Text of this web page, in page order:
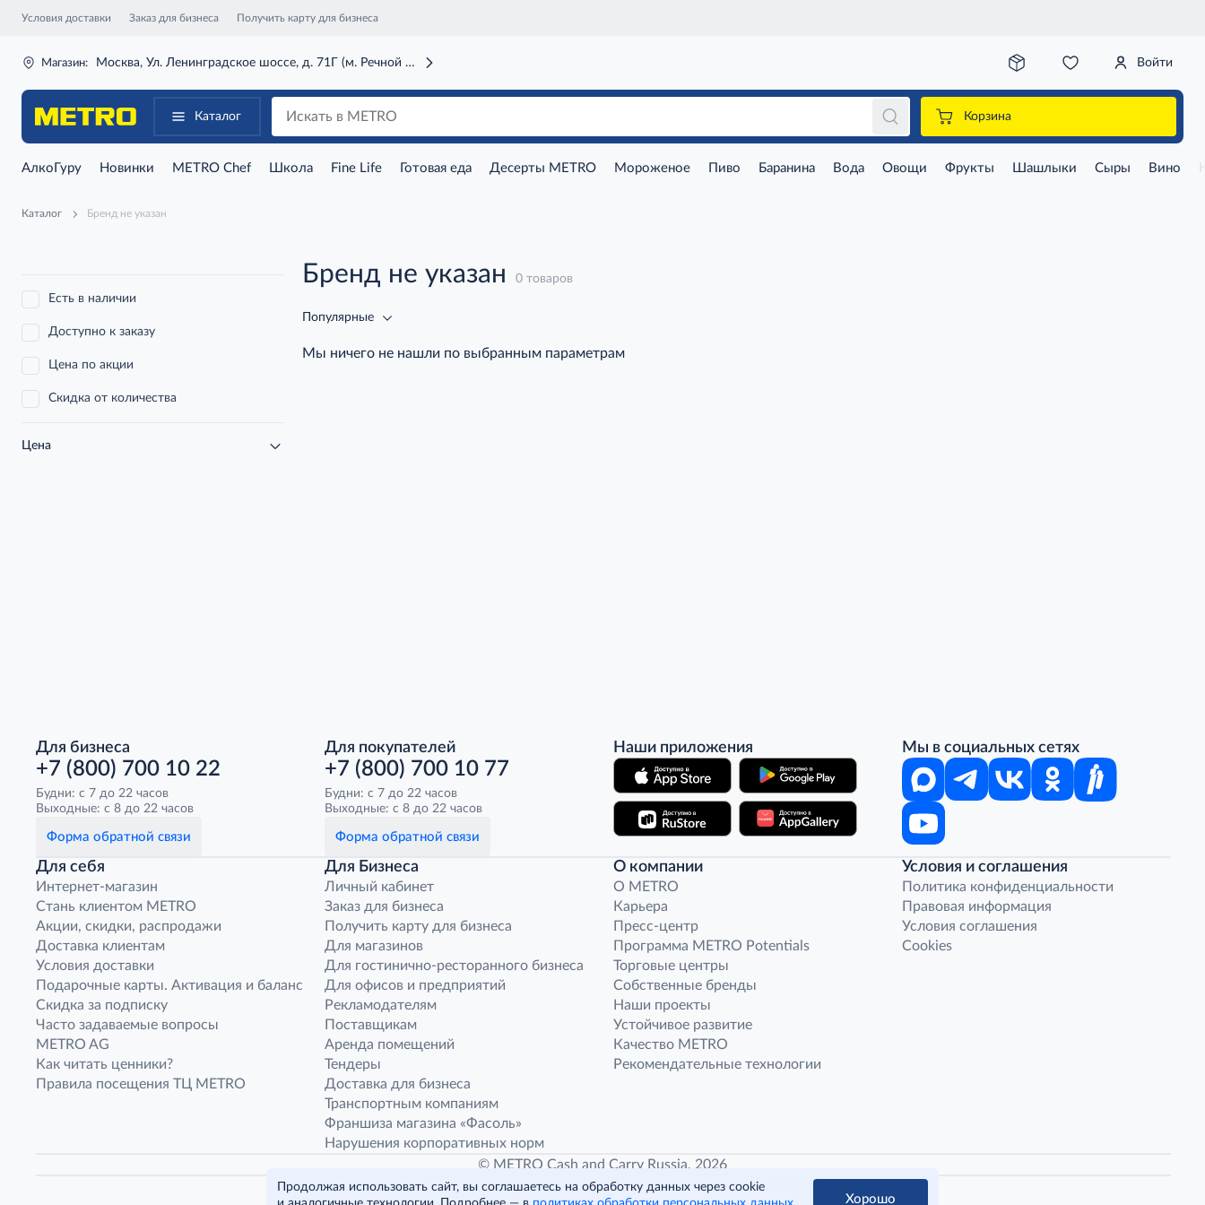
Условия доставки Заказ для бизнеса Получить карту для бизнеса
Магазин: Москва, Ул. Ленинградское шоссе, д. 71Г (м. Речной вокзал) Войти
Каталог Корзина
АлкоГуру Новинки METRO Chef Школа Fine Life Готовая еда Десерты METRO Мороженое Пиво Баранина Вода Овощи Фрукты Шашлыки Сыры Вино
Каталог Бренд не указан
Есть в наличии
Доступно к заказу
Цена по акции
Скидка от количества
Цена
Бренд не указан 0 товаров
Популярные
Мы ничего не нашли по выбранным параметрам
Для бизнеса
+7 (800) 700 10 22
Будни: с 7 до 22 часов
Выходные: с 8 до 22 часов
Форма обратной связи
Для покупателей
+7 (800) 700 10 77
Будни: с 7 до 22 часов
Выходные: с 8 до 22 часов
Форма обратной связи
Наши приложения Мы в социальных сетях
Для себя
Интернет-магазин
Стань клиентом METRO
Акции, скидки, распродажи
Доставка клиентам
Условия доставки
Подарочные карты. Активация и баланс
Скидка за подписку
Часто задаваемые вопросы
METRO AG
Как читать ценники?
Правила посещения ТЦ METRO
Для Бизнеса
Личный кабинет
Заказ для бизнеса
Получить карту для бизнеса
Для магазинов
Для гостинично-ресторанного бизнеса
Для офисов и предприятий
Рекламодателям
Поставщикам
Аренда помещений
Тендеры
Доставка для бизнеса
Транспортным компаниям
Франшиза магазина «Фасоль»
Нарушения корпоративных норм
О компании
O METRO
Карьера
Пресс-центр
Программа METRO Potentials
Торговые центры
Собственные бренды
Наши проекты
Устойчивое развитие
Качество METRO
Рекомендательные технологии
Условия и соглашения
Политика конфиденциальности
Правовая информация
Условия соглашения
Cookies
© METRO Cash and Carry Russia, 2026
Продолжая использовать сайт, вы соглашаетесь на обработку данных через cookie
Хорошо